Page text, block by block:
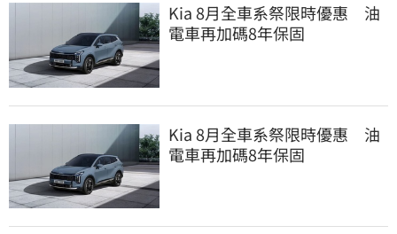
Kia 8月全車系祭限時優惠 油
電車再加碼8年保固
Kia 8月全車系祭限時優惠 油
電車再加碼8年保固